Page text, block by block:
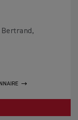
Bertrand,